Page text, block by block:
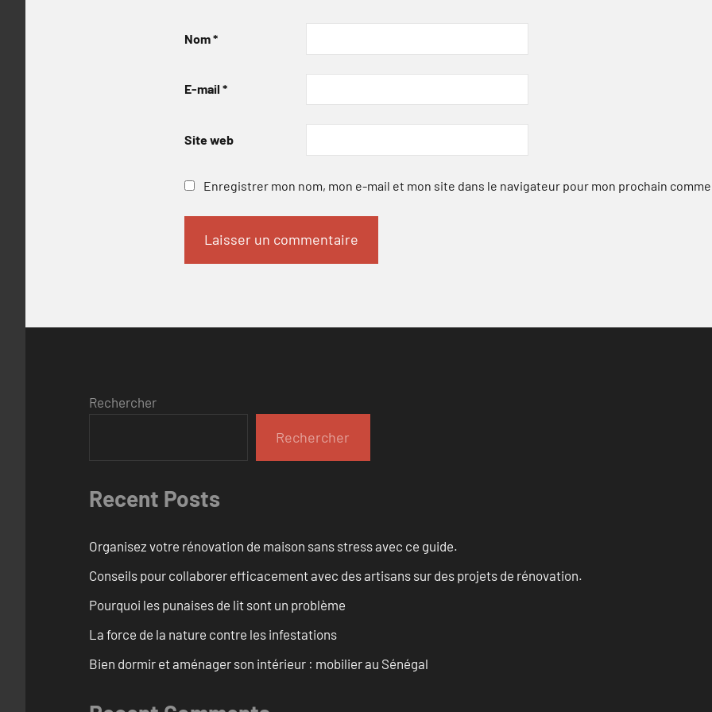
Nom*
E-mail *
Site web
Enregistrer mon nom, mon e-mail et mon site dans le navigateur pour mon prochain
Rechercher
Rechercher
Recent Posts
Organisez votre rénovation de maison sans stress avec ce guide.
Conseils pour collaborer efficacement avec des artisans sur des projets de rénovation.
Pourquoi les punaises de lit sont un problème
La force de la nature contre les infestations
Bien dormir et aménager son intérieur : mobilier au Sénégal